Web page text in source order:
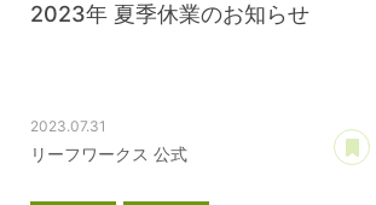
2023年 夏季休業のお知らせ
2023.07.31
リーフワークス 公式